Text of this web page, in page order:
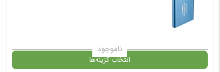
✧ چت با پشتیبان واتس آپ
ناموجود
انتخاب گزینه‌ها